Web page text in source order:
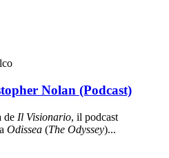
Nolan (Podcast)
de Il Visionario, il podcast
Odissea (The Odyssey)...